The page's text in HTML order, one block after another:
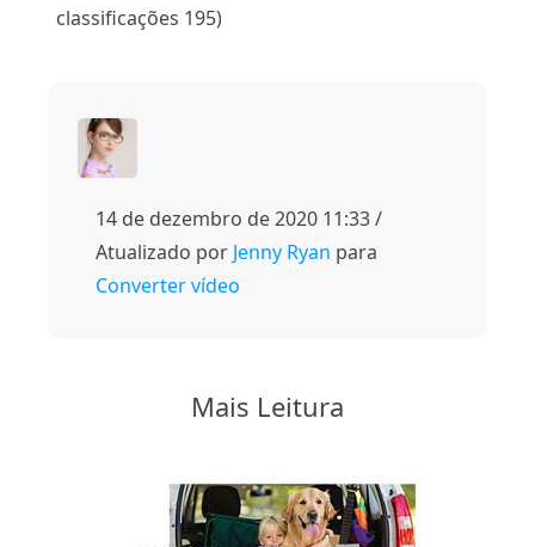
classificações 195)
14 de dezembro de 2020 11:33 /
Atualizado por Jenny Ryan para
Converter vídeo
Mais Leitura